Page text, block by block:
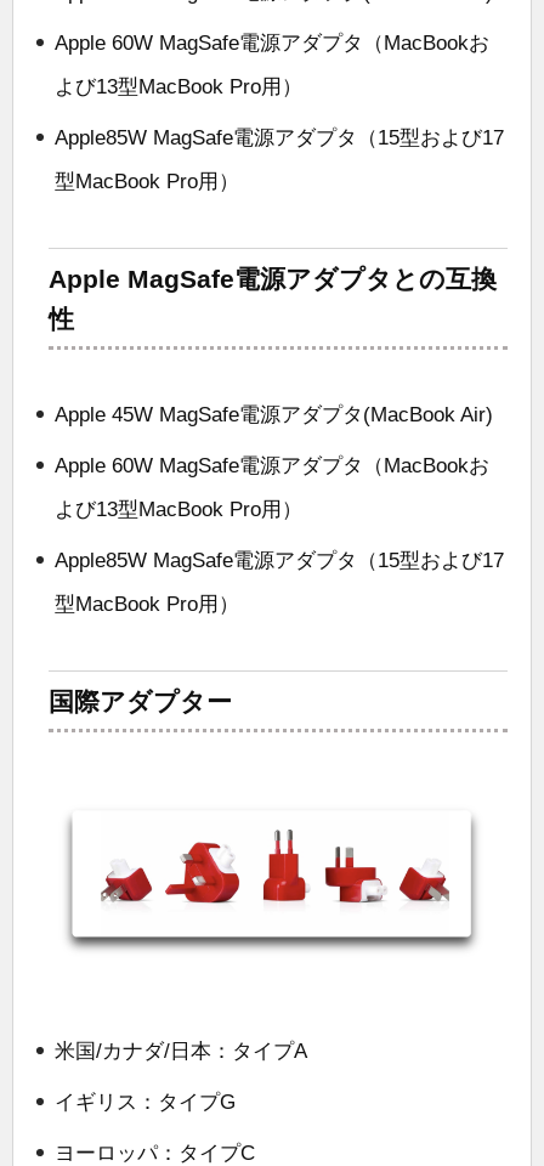
Apple 60W MagSafe電源アダプタ（MacBookお
よび13型MacBook Pro用）
Apple85W MagSafe電源アダプタ（15型および17
型MacBook Pro用）
Apple MagSafe電源アダプタとの互換
性
Apple 45W MagSafe電源アダプタ(MacBook Air)
Apple 60W MagSafe電源アダプタ（MacBookお
よび13型MacBook Pro用）
Apple85W MagSafe電源アダプタ（15型および17
型MacBook Pro用）
国際アダプター
米国/カナダ/日本：タイプA
イギリス：タイプG
ヨーロッパ：タイプC